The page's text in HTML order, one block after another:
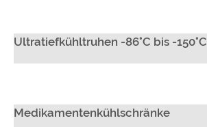
Ultratiefkühltruhen -86°C bis -150°C
Medikamentenkühlschränke